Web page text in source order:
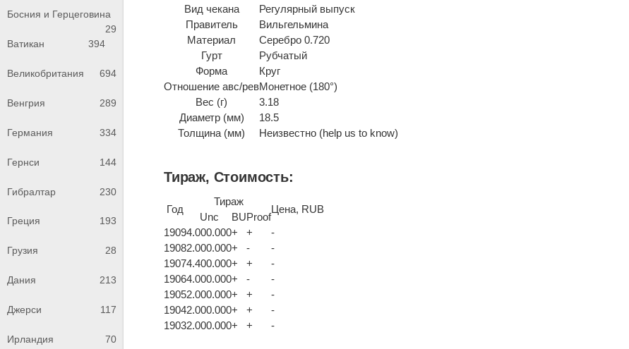
Босния и Герцеговина
29
Ватикан
394
Великобритания 694
Венгрия 289
Германия 334
Гернси 144
Гибралтар 230
Греция 193
Грузия 28
Дания 213
Джерси 117
Ирландия 70
Вид чекана
Регулярный выпуск
Правитель
Вильгельмина
Материал
Серебро 0.720
Гурт
Рубчатый
Форма
Круг
Отношение авс/ревМонетное (180°)
Вес (г)
3.18
Диаметр (мм)
18.5
Толщина (мм)
Неизвестно (help us to know)
Тираж, Стоимость:
Год
Тираж
Цена, RUB
Unc BUProof
19094.000.000+ +
-
19082.000.000+ -
-
19074.400.000+ +
-
19064.000.000+ -
-
19052.000.000+ +
-
19042.000.000+ +
-
19032.000.000+ + -